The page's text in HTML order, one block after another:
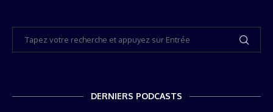
DERNIERS PODCASTS